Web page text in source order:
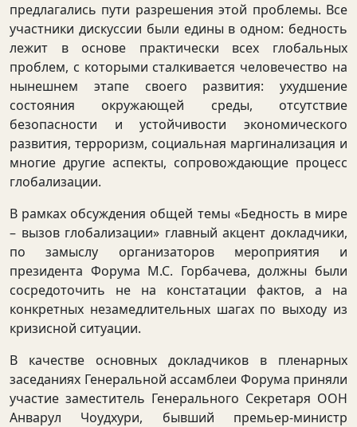
предлагались пути разрешения этой проблемы. Все
участники дискуссии были едины в одном: бедность
лежит в основе практически всех глобальных
проблем, с которыми сталкивается человечество на
нынешнем этапе своего развития: ухудшение
состояния окружающей среды, отсутствие
безопасности и устойчивости экономического
развития, терроризм, социальная маргинализация и
многие другие аспекты, сопровождающие процесс
глобализации.
В рамках обсуждения общей темы «Бедность в мире
– вызов глобализации» главный акцент докладчики,
по замыслу организаторов мероприятия и
президента Форума М.С. Горбачева, должны были
сосредоточить не на констатации фактов, а на
конкретных незамедлительных шагах по выходу из
кризисной ситуации.
В качестве основных докладчиков в пленарных
заседаниях Генеральной ассамблеи Форума приняли
участие заместитель Генерального Секретаря ООН
Анварул Чоудхури, бывший премьер-министр